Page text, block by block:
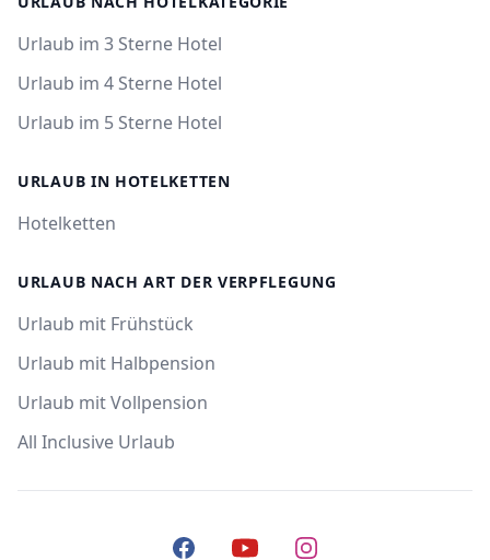
Urlaub im 3 Sterne Hotel
Urlaub im 4 Sterne Hotel
Urlaub im 5 Sterne Hotel
URLAUB IN HOTELKETTEN
Hotelketten
URLAUB NACH ART DER VERPFLEGUNG
Urlaub mit Frühstück
Urlaub mit Halbpension
Urlaub mit Vollpension
All Inclusive Urlaub
FacebookYouTubeInstagram